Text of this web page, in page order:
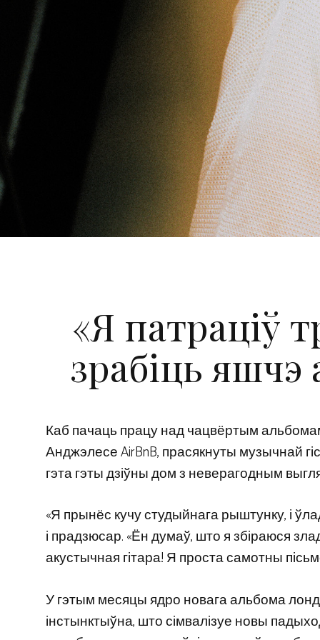
«Я патраціў
зрабіць яшчэ
Каб пачаць працу над чацвёртым альбомам
Анджэлесе AirBnB, прасякнуты музычнай
гэта гэты дзіўны дом з неверагодным
«Я прынёс кучу студыйнага рыштунку, і
і прадзюсар. «Ён думаў, што я збіраюся
акустычная гітара! Я проста самотны
У гэтым месяцы ядро ​​новага альбома
інстынктыўна, што сімвалізуе новы